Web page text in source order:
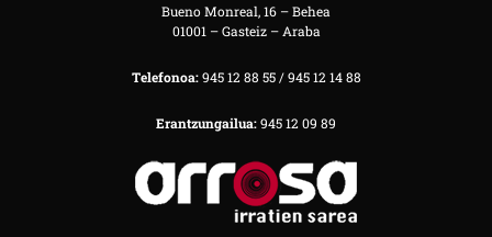
Bueno Monreal, 16 – Behea
01001 – Gasteiz – Araba
Telefonoa:945 12 88 55 / 945 12 14 88
Erantzungailua:945 12 09 89